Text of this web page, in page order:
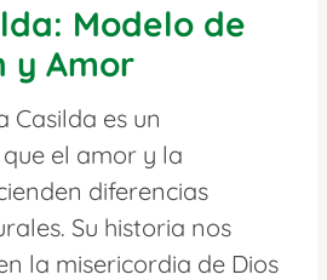
Modelo de
y Amor
Casilda es un
el amor y la
diferencias
Su historia nos
la misericordia de Dios